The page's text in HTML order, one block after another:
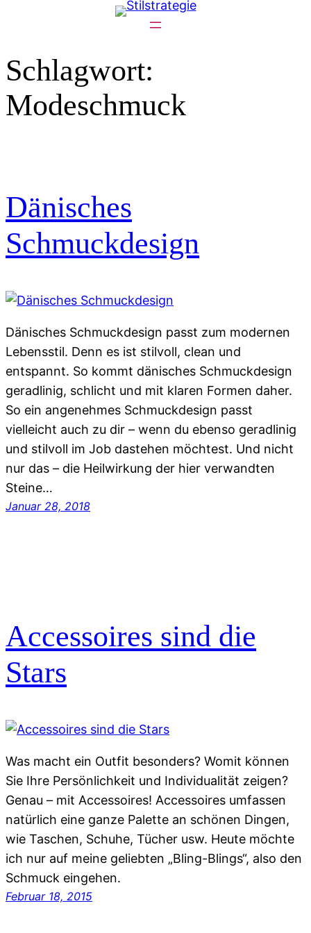
Schlagwort:
Modeschmuck
Dänisches
Schmuckdesign
Dänisches Schmuckdesign passt zum modernen
Lebensstil. Denn es ist stilvoll, clean und
entspannt. So kommt dänisches Schmuckdesign
geradlinig, schlicht und mit klaren Formen daher.
So ein angenehmes Schmuckdesign passt
vielleicht auch zu dir – wenn du ebenso geradlinig
und stilvoll im Job dastehen möchtest. Und nicht
nur das – die Heilwirkung der hier verwandten
Steine…
Januar 28, 2018
Accessoires sind die
Stars
Was macht ein Outfit besonders? Womit können
Sie Ihre Persönlichkeit und Individualität zeigen?
Genau – mit Accessoires! Accessoires umfassen
natürlich eine ganze Palette an schönen Dingen,
wie Taschen, Schuhe, Tücher usw. Heute möchte
ich nur auf meine geliebten „Bling-Blings“, also den
Schmuck eingehen.
Februar 18, 2015